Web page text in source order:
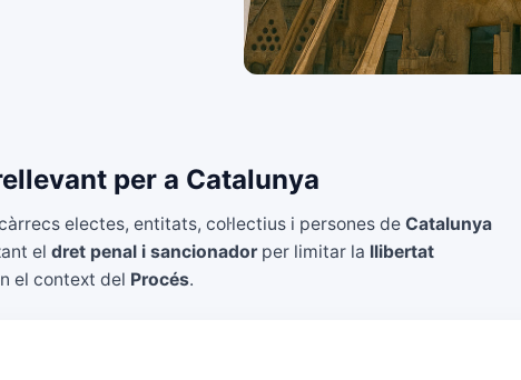
per a Catalunya
electes, entitats, col·lectius i persones de Catalunya
el dret penal i sancionadorper limitar la llibertat
el context del Procés.